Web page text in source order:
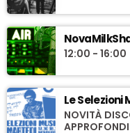
12:00 - 16:00
Le
NOVITÀ